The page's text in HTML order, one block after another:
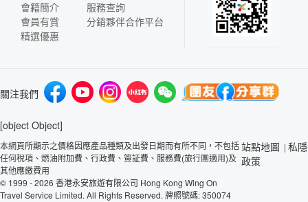
會籍簡介
會員有賞
精選優惠
服務查詢
分銷夥伴合作平台
關注我們
[object Object]
本網頁所顯示之價格因應產品種類及出發日期而有所不同，不包括
任何稅項、燃油附加費、行政費、簽証費、服務費(旅行團適用)及
其他應繳費用
© 1999 - 2026 香港永安旅遊有限公司 Hong Kong Wing On
Travel Service Limited. All Rights Reserved. 牌照號碼: 350074
站點地圖 | 私隱
政策